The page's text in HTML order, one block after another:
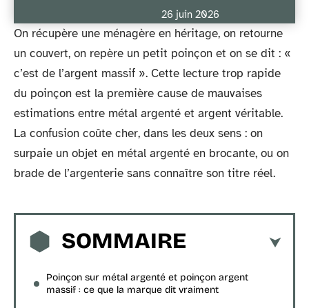
26 juin 2026
On récupère une ménagère en héritage, on retourne
un couvert, on repère un petit poinçon et on se dit : «
c’est de l’argent massif ». Cette lecture trop rapide
du poinçon est la première cause de mauvaises
estimations entre métal argenté et argent véritable.
La confusion coûte cher, dans les deux sens : on
surpaie un objet en métal argenté en brocante, ou on
brade de l’argenterie sans connaître son titre réel.
SOMMAIRE
Poinçon sur métal argenté et poinçon argent
massif : ce que la marque dit vraiment